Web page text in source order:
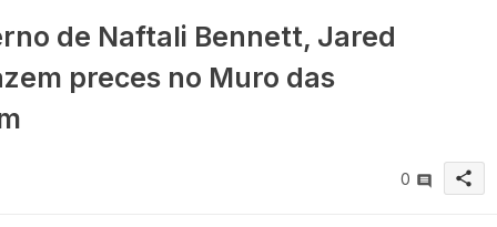
de Naftali Bennett, Jared
preces no Muro das
0 share